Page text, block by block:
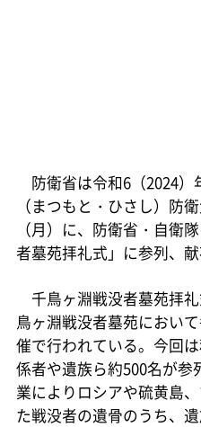
防衛省は令和6（2024）
（まつもと・ひさし）防
（月）に、防衛省・自衛
者墓苑拝礼式」に参列、
千鳥ヶ淵戦没者墓苑拝
鳥ヶ淵戦没者墓苑におい
催で行われている。今回
係者や遺族ら約500名が参
業によりロシアや硫黄島
た戦没者の遺骨のうち、